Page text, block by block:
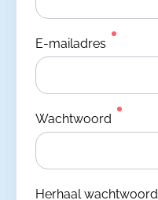
E-mailadres
Wachtwoord
Herhaal wachtwoord